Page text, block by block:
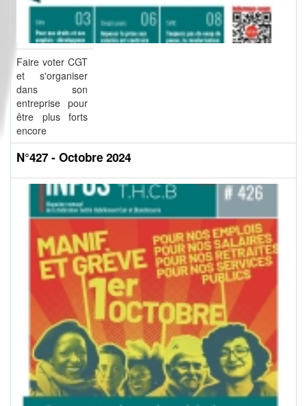
Faire voter CGT
et s'organiser
dans son
entreprise pour
être plus forts
encore
N°427 - Octobre 2024